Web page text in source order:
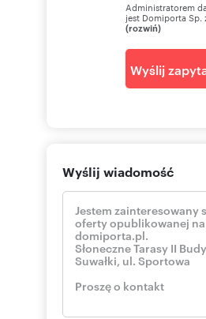
Administratorem
jest Domiporta Sp.
(rozwiń)
Wyślij
Wyślij wiadomość